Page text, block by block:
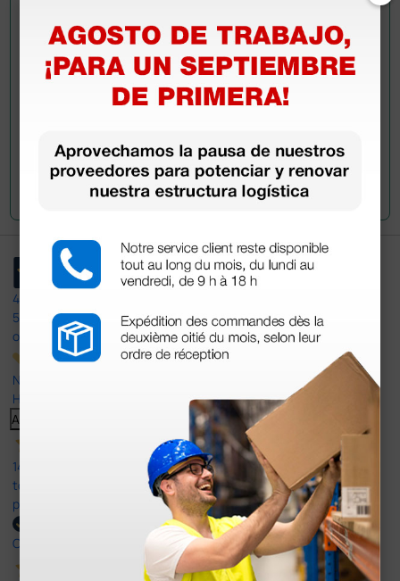
han adquirido este producto.
Envía tu pregunta
4,4
597
opiniones
Nuestras reseñas de 4 y 5 estrellas.
Haga clic aquí para leerlos todos >
Anterior
14 Jul 2026
todo correcto. podria señalar que un poco caro los portes y el
plazo de entrega se alarga.
Comprador verificado